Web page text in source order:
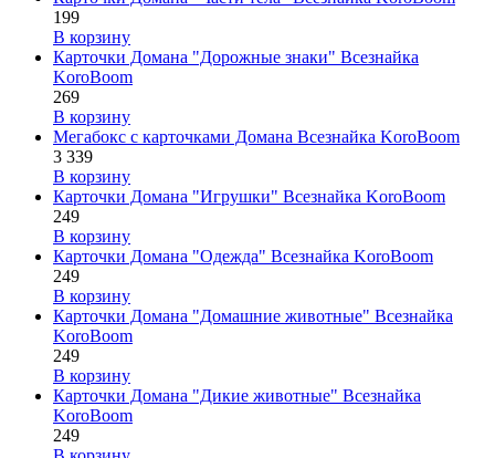
199
В корзину
Карточки Домана "Дорожные знаки" Всезнайка
KoroBoom
269
В корзину
Мегабокс с карточками Домана Всезнайка KoroBoom
3 339
В корзину
Карточки Домана "Игрушки" Всезнайка KoroBoom
249
В корзину
Карточки Домана "Одежда" Всезнайка KoroBoom
249
В корзину
Карточки Домана "Домашние животные" Всезнайка
KoroBoom
249
В корзину
Карточки Домана "Дикие животные" Всезнайка
KoroBoom
249